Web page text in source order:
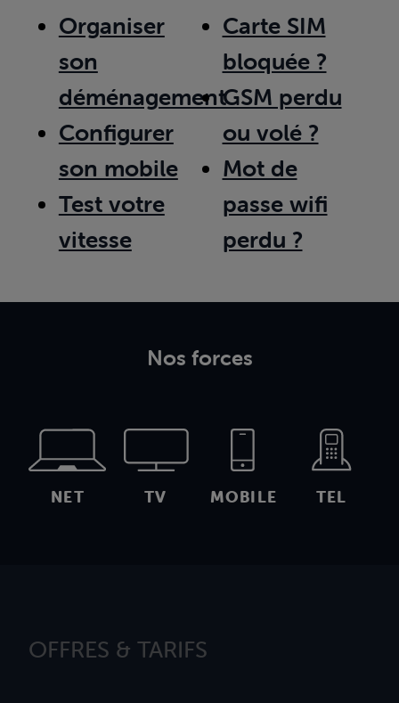
Organiser
son
déménagement
Configurer
son mobile
Test votre
vitesse
Carte SIM
bloquée ?
GSM perdu
ou volé ?
Mot de
passe wifi
perdu ?
Nos forces
NET TV MOBILE TEL
OFFRES & TARIFS